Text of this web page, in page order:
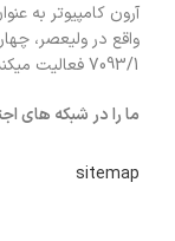
آرون کامپیوتر به
واقع در ولیعصر،
7093/1 فعالیت میکند.
ما را در شبکه های
sitemap